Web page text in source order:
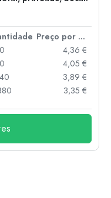
Preço por peça
4,36 €
4,05 €
3,89 €
3,35 €